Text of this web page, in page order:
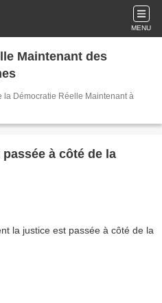
MENU
Maintenant des
la Démocratie Réelle Maintenant à
à côté de la